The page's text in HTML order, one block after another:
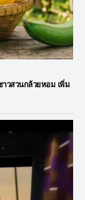
วสวนกล้วยหอม เพิ่ม